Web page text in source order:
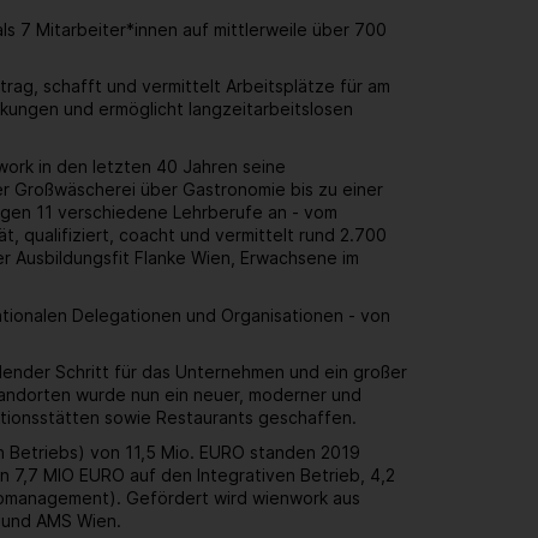
7 Mitarbeiter*innen auf mittlerweile über 700
schafft und vermittelt Arbeitsplätze für am
und ermöglicht langzeitarbeitslosen
in den letzten 40 Jahren seine
über Gastronomie bis zu einer
11 verschiedene Lehrberufe an - vom
qualifiziert, coacht und vermittelt rund 2.700
Flanke Wien, Erwachsene im
Delegationen und Organisationen - von
Schritt für das Unternehmen und ein großer
wurde nun ein neuer, moderner und
sowie Restaurants geschaffen.
von 11,5 Mio. EURO standen 2019
MIO EURO auf den Integrativen Betrieb, 4,2
Gefördert wird wienwork aus
AMS Wien.